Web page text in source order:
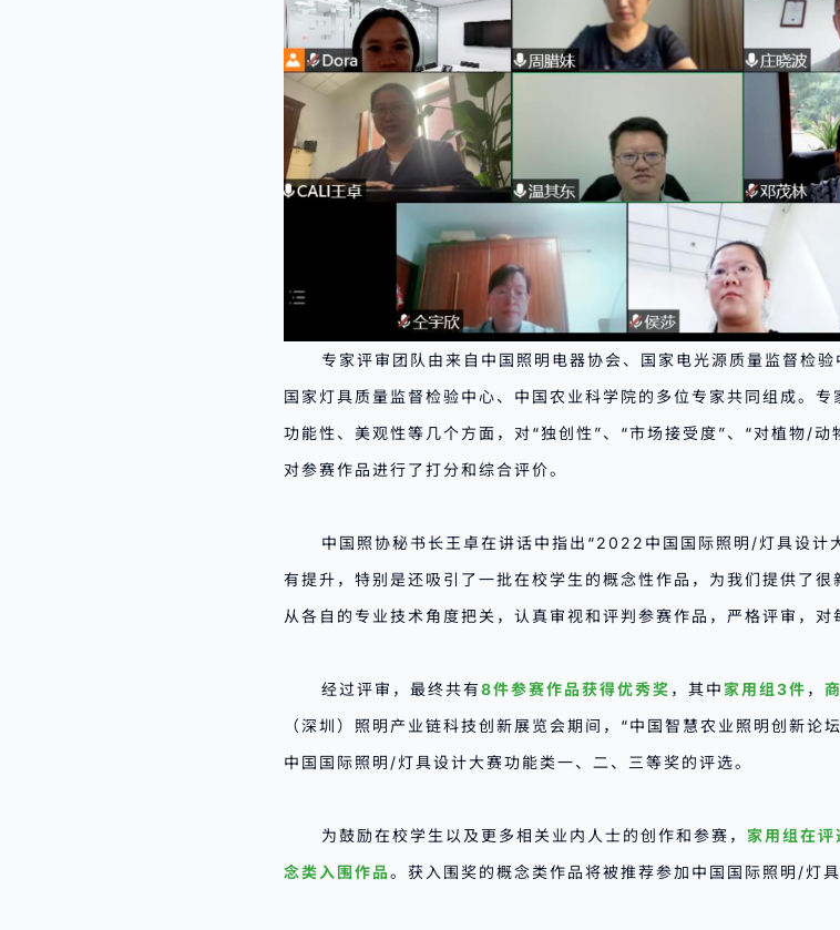
专家评审团队由来自中国照明电器协会、国家电光源质量监督检
国家灯具质量监督检验中心、中国农业科学院的多位专家共同组成。
功能性、美观性等几个方面，对“独创性”、“市场接受度”、“对植物/
对参赛作品进行了打分和综合评价。
中国照协秘书长王卓在讲话中指出“2022中国国际照明/灯具设计
有提升，特别是还吸引了一批在校学生的概念性作品，为我们提供了
从各自的专业技术角度把关，认真审视和评判参赛作品，严格评审，对
经过评审，最终共有8件参赛作品获得优秀奖 ，其中 家用组3件 ，
（深圳）照明产业链科技创新展览会期间，“中国智慧农业照明创新论
中国国际照明/灯具设计大赛功能类一、二、三等奖的评选。
为鼓励在校学生以及更多相关业内人士的创作和参赛， 家用组在
念类入围作品。获入围奖的概念类作品将被推荐参加中国国际照明/灯